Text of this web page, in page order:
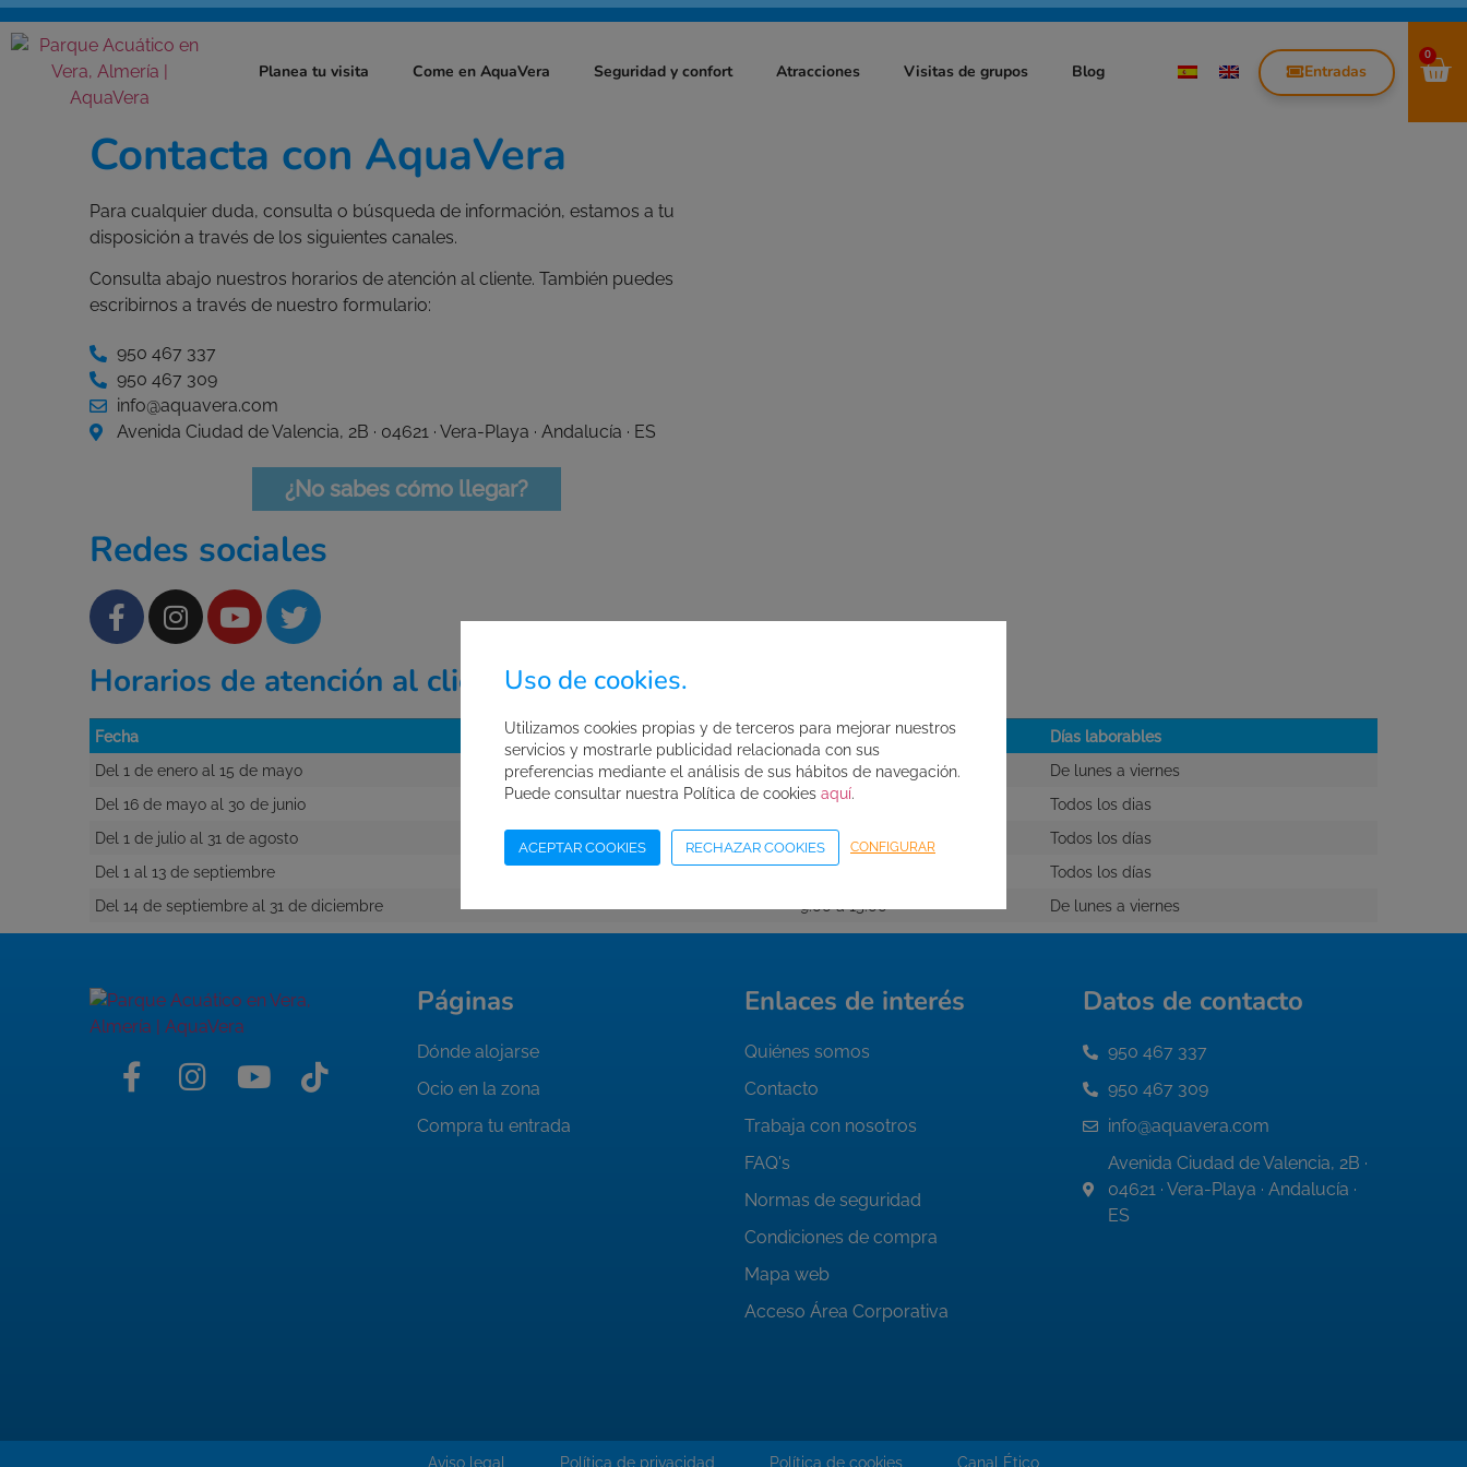
Planea tu visita Come en AquaVera Seguridad y confort Atracciones Visitas de grupos Blog Entradas
0
Contacta con AquaVera
Para cualquier duda, consulta o búsqueda de información, estamos a tu
disposición a través de los siguientes canales.
Consulta abajo nuestros horarios de atención al cliente. También puedes
escribirnos a través de nuestro formulario:
950 467 337
950 467 309
info@aquavera.com
Avenida Ciudad de Valencia, 2B · 04621 · Vera-Playa · Andalucía · ES
¿No sabes cómo llegar?
Redes sociales
Horarios de atención al cliente 2026
Fecha Horario
Días laborables
Del 1 de enero al 15 de mayo
9:00 a 15:00
De lunes a viernes
Del 16 de mayo al 30 de junio
10:00 a 18:00
Todos los dias
Del 1 de julio al 31 de agosto
10:00 a 19:30
Todos los días
Del 1 al 13 de septiembre
10:00 a 18:00
Todos los días
Del 14 de septiembre al 31 de diciembre
9:00 a 15:00 De lunes a viernes
Páginas
Dónde alojarse
Ocio en la zona
Compra tu entrada
Enlaces de interés
Quiénes somos
Contacto
Trabaja con nosotros
FAQ's
Normas de seguridad
Condiciones de compra
Mapa web
Acceso Área Corporativa
Datos de contacto
950 467 337
950 467 309
info@aquavera.com
Avenida Ciudad de Valencia, 2B ·
04621 · Vera-Playa · Andalucía ·
ES
Aviso legal Política de privacidad Política de cookies Canal Ético
Uso de cookies.
Utilizamos cookies propias y de terceros para mejorar nuestros
servicios y mostrarle publicidad relacionada con sus
preferencias mediante el análisis de sus hábitos de navegación.
Puede consultar nuestra Política de cookies aquí.
ACEPTAR COOKIES RECHAZAR COOKIES CONFIGURAR